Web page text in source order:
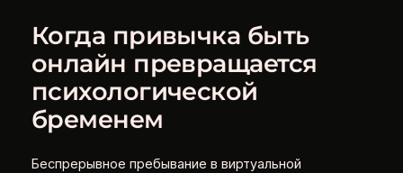
Когда привычка быть
онлайн превращается
психологической
бременем
Беспрерывное пребывание в виртуальной